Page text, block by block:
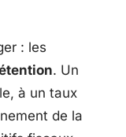
: les
. Un
à un taux
de la